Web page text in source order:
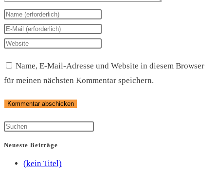
Geben
Sie
Ihren
oder
Benutzernamen
zum
ein
Geben
Sie
E-
Mail-
Adresse
Kommentieren
ein
Geben
Ihre
Website-
URL
(optional)
Name, E-Mail-Adresse und Website in diesem Browser
für meinen nächsten Kommentar speichern.
Press
Neueste Beiträge
(kein Titel)